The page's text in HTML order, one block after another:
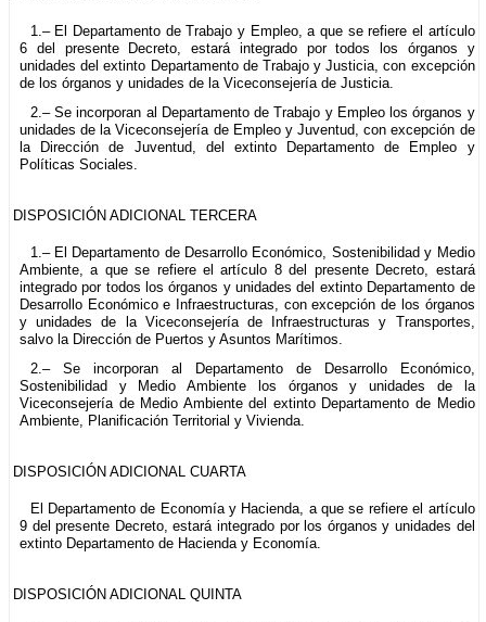
1.– El Departamento de Trabajo y Empleo, a que se refiere el artículo
6 del presente Decreto, estará integrado por todos los órganos y
unidades del extinto Departamento de Trabajo y Justicia, con excepción
de los órganos y unidades de la Viceconsejería de Justicia.
2.– Se incorporan al Departamento de Trabajo y Empleo los órganos y
unidades de la Viceconsejería de Empleo y Juventud, con excepción de
la Dirección de Juventud, del extinto Departamento de Empleo y
Políticas Sociales.
DISPOSICIÓN ADICIONAL TERCERA
1.– El Departamento de Desarrollo Económico, Sostenibilidad y Medio
Ambiente, a que se refiere el artículo 8 del presente Decreto, estará
integrado por todos los órganos y unidades del extinto Departamento de
Desarrollo Económico e Infraestructuras, con excepción de los órganos
y unidades de la Viceconsejería de Infraestructuras y Transportes,
salvo la Dirección de Puertos y Asuntos Marítimos.
2.– Se incorporan al Departamento de Desarrollo Económico,
Sostenibilidad y Medio Ambiente los órganos y unidades de la
Viceconsejería de Medio Ambiente del extinto Departamento de Medio
Ambiente, Planificación Territorial y Vivienda.
DISPOSICIÓN ADICIONAL CUARTA
El Departamento de Economía y Hacienda, a que se refiere el artículo
9 del presente Decreto, estará integrado por los órganos y unidades del
extinto Departamento de Hacienda y Economía.
DISPOSICIÓN ADICIONAL QUINTA